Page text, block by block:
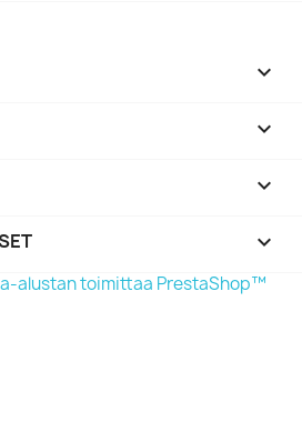



keyboard_arrow_down
alustan toimittaa PrestaShop™